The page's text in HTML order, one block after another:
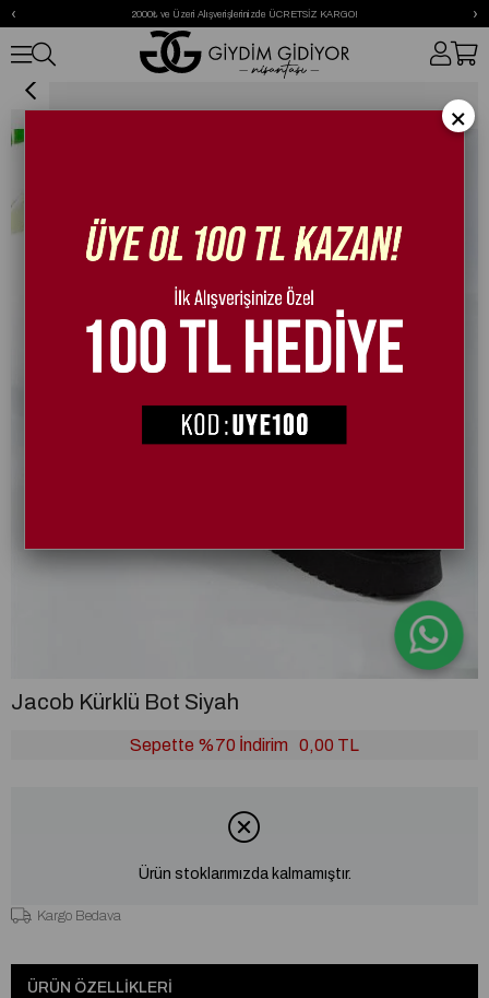
2000₺ ve Üzeri Alışverişlerinizde ÜCRETSİZ KARGO!
‹ ›
Jacob Kürklü Bot Siyah
Jacob Kürklü Bot Siyah
Sepette %70 İndirim 0,00 TL
Ürün stoklarımızda kalmamıştır.
Kargo Bedava
ÜRÜN ÖZELLIKLERI
×